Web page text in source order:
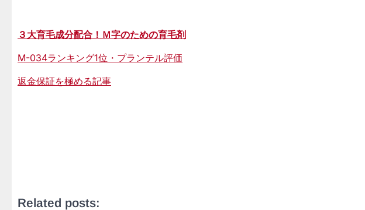
３大育毛成分配合！Ｍ字のための育毛剤
M-034ランキング1位・プランテル評価
返金保証を極める記事
Related posts: